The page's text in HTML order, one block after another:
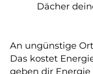
Dächer
An ungünstige
Das kostet
geben dir